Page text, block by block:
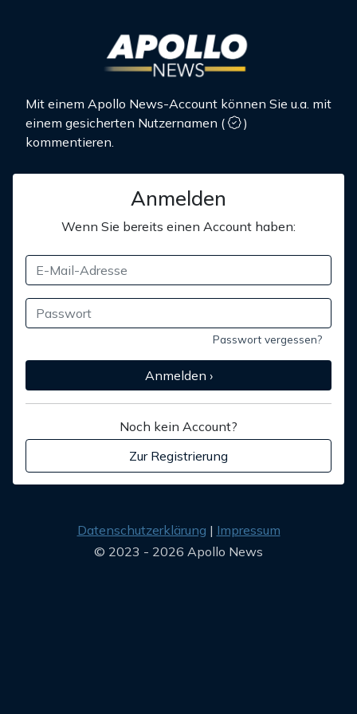
Mit einem Apollo News-Account können Sie u.a. mit
einem gesicherten Nutzernamen (
)
kommentieren.
Anmelden
Wenn Sie bereits einen Account haben:
Passwort vergessen?
Anmelden ›
Noch kein Account?
Zur Registrierung
Datenschutzerklärung
Impressum
© 2023 - 2026 Apollo News